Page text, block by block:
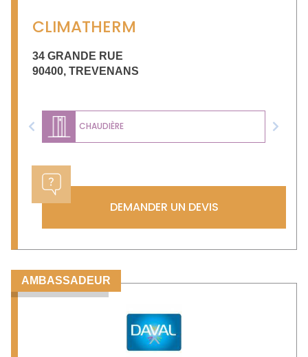
CLIMATHERM
34 GRANDE RUE
90400, TREVENANS
CHAUDIÈRE
Previous Next
DEMANDER UN DEVIS
AMBASSADEUR